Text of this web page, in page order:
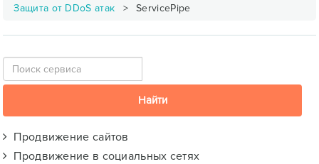
Защита от DDoS атак
ServicePipe
Продвижение сайтов
Продвижение в социальных сетях